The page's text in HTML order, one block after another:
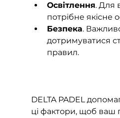
Освітлення. Для
потрібне якісне
Безпека.
дотримуватися
правил.
DELTA PADEL
ці фактори, щоб ваш